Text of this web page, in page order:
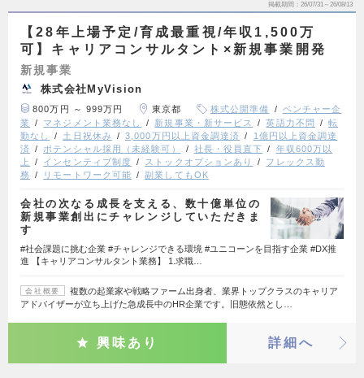
掲載期間 26/07/31～26/08/13
【28年上場予定/育成最重視/年収1,500万
可】キャリアコンサルタント×新規事業開発
新規事業
株式会社MyVision
800万円 ～ 999万円 東京都 株式公開準備
ベンチャー企
業
マネジメント業務なし 新規事業・新サービス 英語力不問
転
勤なし
土日祝休み 3,000万円以上資金調達済
1億円以上資金調達
済
ポテンシャル採用（未経験可） 社長・役員直下
年収600万以
上
インセンティブ制度 ストックオプションあり
フレックス勤
務
リモートワーク可能 副業してもOK
会社の次なる成長を支える、数十億単位の
新規事業創出にチャレンジしていただきま
す
#社会課題に挑む企業 #チャレンジできる環境 #ユニコーンを目指す企業 #DX推
進 【キャリアコンサルタント業務】 1.求職…
会社概要
複数の起業家や戦略ファーム出身者、業界トップクラスのキャリア
アドバイザーが立ち上げた急成長中のHR企業です。旧態依然とし…
興味あり 詳細へ